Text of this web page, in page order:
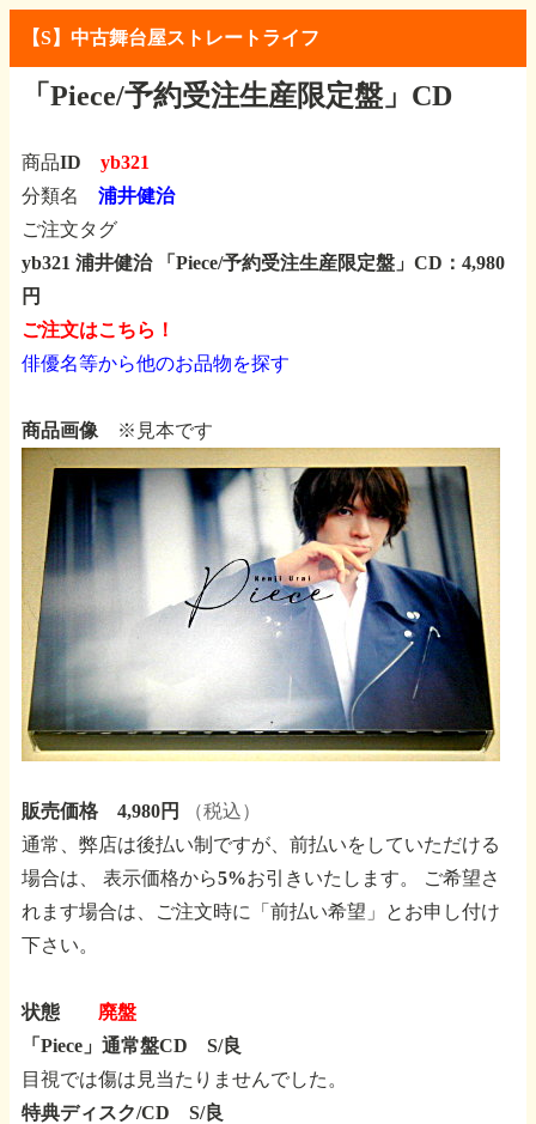
【S】中古舞台屋ストレートライフ
「Piece/予約受注生産限定盤」CD
商品ID yb321
分類名 浦井健治
ご注文タグ
yb321 浦井健治「Piece/予約受注生産限定盤」CD：4,980
円
ご注文はこちら！
俳優名等から他のお品物を探す
商品画像 ※見本です
販売価格 4,980円
（税込）
通常、弊店は後払い制ですが、前払いをしていただける
場合は、
表示価格から5%お引きいたします。
ご希望さ
れます場合は、ご注文時に「前払い希望」とお申し付け
下さい。
状態
廃盤
「Piece」通常盤CD S/良
目視では傷は見当たりませんでした。
特典ディスク/CD S/良